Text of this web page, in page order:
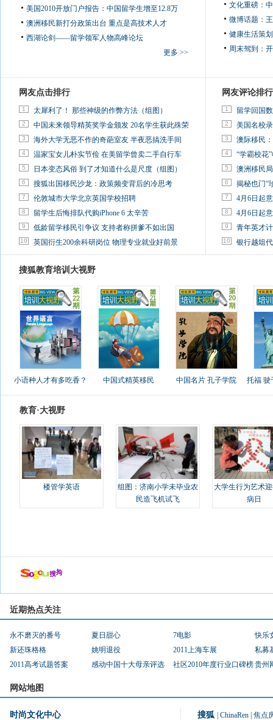
美国2010开放门户报告：中国留学生增至12.8万
澳洲移民新打分政策出台 重点是高技术人才
西湖论剑——留学领军人物高峰论坛
更多 >>
文化重磅：
微博话题：
健康生活策
周末驾到：
网友点击排行
1 太犀利了！ 那些神级的作弊方法（组图）
2 中国未来领导精英奖学金颁发 20名学生获此殊荣
3 海外大学无恶不作的奇葩室友 半夜恶搞洗手间
4 温家宝女儿朴实节俭 在美留学曾卖二手自行车
5 日本变态风俗 到了才知道什么是尺度（组图）
6 搜狐出国移民沙龙：政策频变背后的冷思考
7 伦敦城市大学北京英国学校招聘
8 留学生后悔排队代购iPhone 6 太辛苦
9 低龄留学移民引争议 支持者称拼爹不如出国
10 英国衍生200余科研岗位 物理专业就业好前景
网友评论排行
1 留学回国
2 美国名校
3 澳际移民
4 “学霸校花
5 澳洲移民
6 揭秘也门“
7 4月6日起
8 4月6日起
9 青年英才
10 银行越俎
搜狐教育培训大视野
小语种人才有多吃香？ 中国式精英移民 中国名片 孔子学院 托福 驶
教育·大视野
楼管学英语
组图：济南小学未毕业农
民造飞机试飞
大学生行为艺术
病日
近期热点关注
永不磨灭的番号 夏日甜心 7电影
快乐
新还珠格格
姚明退役 2011上海车展
私募
2011高考试题答案
感动中国十大母亲评选 社区2010年度行业口碑榜贵州
网站地图
时尚文化中心 搜狐 ChinaRen 焦点